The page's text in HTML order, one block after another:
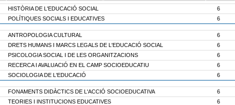
HISTÒRIA DE L'EDUCACIÓ SOCIAL 6
POLÍTIQUES SOCIALS I EDUCATIVES 6
ANTROPOLOGIA CULTURAL 6
DRETS HUMANS I MARCS LEGALS DE L'EDUCACIÓ SOCIAL 6
PSICOLOGIA SOCIAL I DE LES ORGANITZACIONS 6
RECERCA I AVALUACIÓ EN EL CAMP SOCIOEDUCATIU 6
SOCIOLOGIA DE L'EDUCACIÓ 6
FONAMENTS DIDÀCTICS DE L'ACCIÓ SOCIOEDUCATIVA 6
TEORIES I INSTITUCIONS EDUCATIVES 6